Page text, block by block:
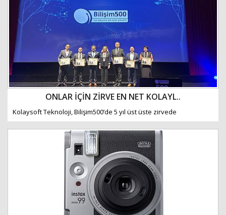
ONLAR İÇİN ZİRVE EN NET KOLAYL..
Kolaysoft Teknoloji, Bilişim500’de 5 yıl üst üste zirvede